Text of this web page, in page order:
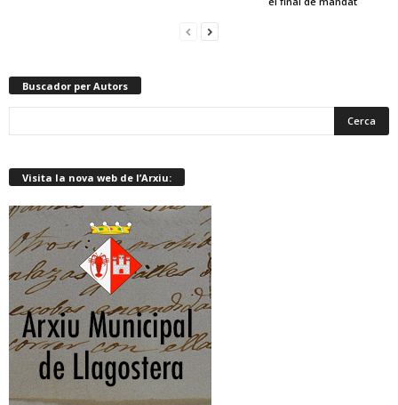
Buscador per Autors
Visita la nova web de l’Arxiu: